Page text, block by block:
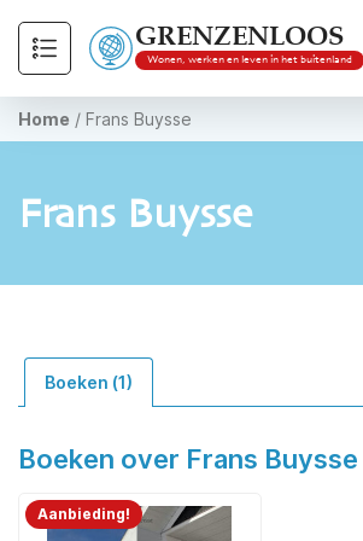
GRENZENLOOS
Wonen, werken en leven in het buitenland
Home / Frans Buysse
Frans Buysse
Boeken (1)
Boeken over Frans Buysse
Aanbieding!